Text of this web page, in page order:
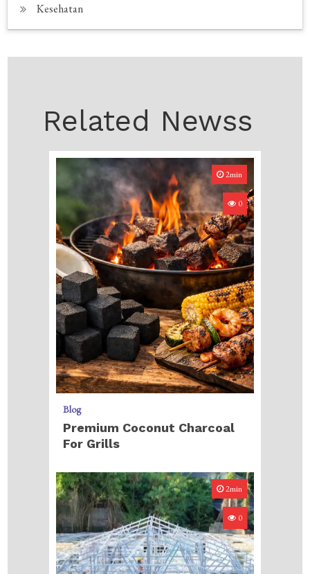
Kesehatan
Related Newss
2min
0
Blog
Premium Coconut Charcoal
For Grills
2min
0